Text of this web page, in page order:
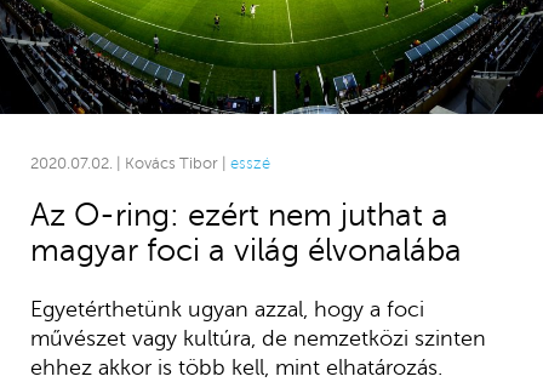
2020.07.02. | Kovács Tibor | esszé
Az O-ring: ezért nem juthat a
magyar foci a világ élvonalába
Egyetérthetünk ugyan azzal, hogy a foci
művészet vagy kultúra, de nemzetközi szinten
ehhez akkor is több kell, mint elhatározás.